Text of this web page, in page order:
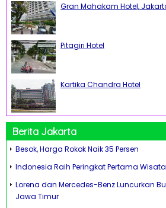
Gran Mahakam Hotel,
Pitagiri Hotel
Kartika Chandra Hotel
Berita Jakarta
Besok, Harga Rokok Naik 35 Persen
Indonesia Raih Peringkat Pertama
Lorena dan Mercedes-Benz Luncurkan
Jawa Timur